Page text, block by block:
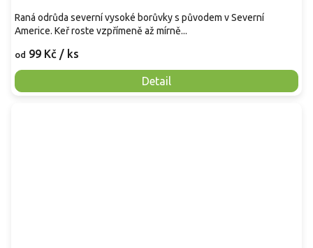
od 99 Kč / ks
Detail
Raná odrůda severní vysoké borůvky s původem v Severní
Americe. Keř roste vzpřímeně až mírně...